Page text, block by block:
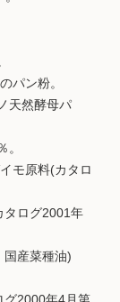
パン粉。
天然酵母パ
モ原料(カタロ
ログ2001年
産菜種油)